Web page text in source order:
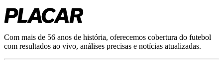
Com mais de 56 anos de história, oferecemos cobertura do futebol
com resultados ao vivo, análises precisas e notícias atualizadas.